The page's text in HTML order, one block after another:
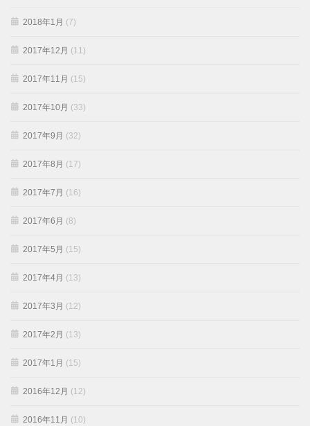
2018年1月 (7)
2017年12月 (11)
2017年11月 (15)
2017年10月 (33)
2017年9月 (32)
2017年8月 (17)
2017年7月 (16)
2017年6月 (8)
2017年5月 (15)
2017年4月 (13)
2017年3月 (12)
2017年2月 (13)
2017年1月 (15)
2016年12月 (12)
2016年11月 (10)